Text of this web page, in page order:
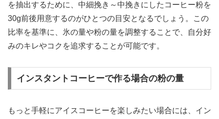
を抽出するために、中細挽き～中挽きにしたコーヒー粉を
30g前後用意するのがひとつの目安となるでしょう。この
比率を基準に、氷の量や粉の量を調整することで、自分好
みのキレやコクを追求することが可能です。
インスタントコーヒーで作る場合の粉の量
もっと手軽にアイスコーヒーを楽しみたい場合には、イン